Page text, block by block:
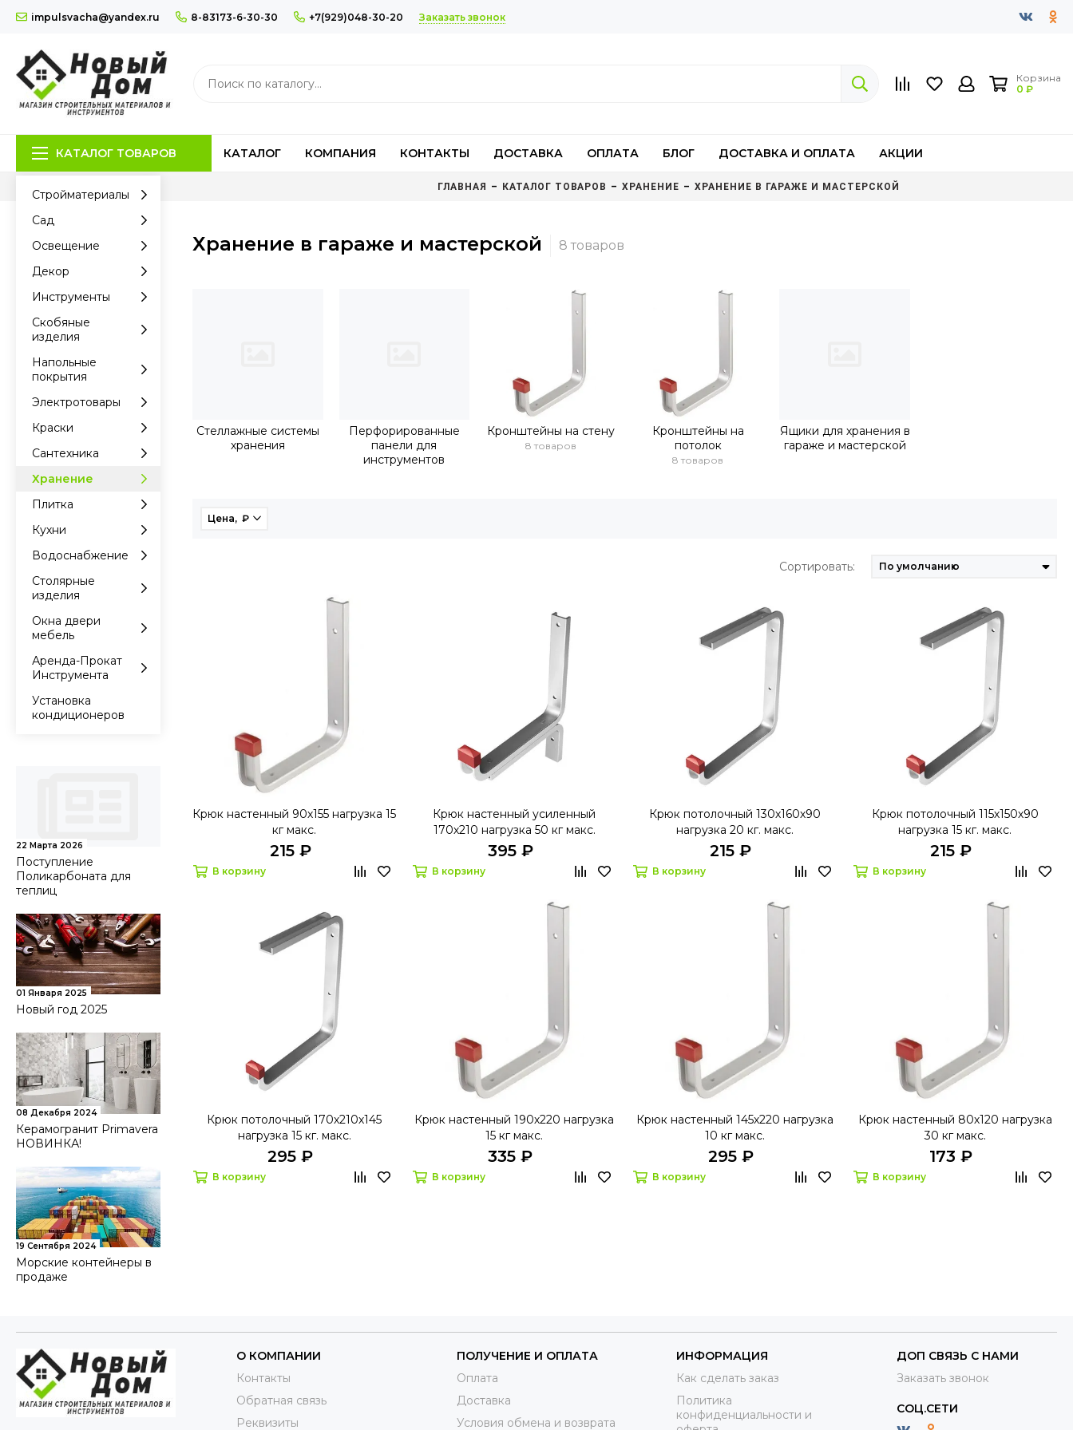
impulsvacha@yandex.ru 8-83173-6-30-30 +7(929)048-30-20 Заказать звонок
Корзина
0 ₽
КАТАЛОГ ТОВАРОВ КАТАЛОГ КОМПАНИЯ КОНТАКТЫ ДОСТАВКА ОПЛАТА БЛОГ ДОСТАВКА И ОПЛАТА АКЦИИ
ГЛАВНАЯ КАТАЛОГ ТОВАРОВ ХРАНЕНИЕ ХРАНЕНИЕ В ГАРАЖЕ И МАСТЕРСКОЙ
Стройматериалы
Сад
Освещение
Декор
Инструменты
Скобяные
изделия
Напольные
покрытия
Электротовары
Краски
Сантехника
Хранение
Плитка
Кухни
Водоснабжение
Столярные
изделия
Окна двери
мебель
Аренда-Прокат
Инструмента
Установка
кондиционеров
22 Марта 2026
Поступление
Поликарбоната для
теплиц
01 Января 2025
Новый год 2025
08 Декабря 2024
Керамогранит Primavera
НОВИНКА!
19 Сентября 2024
Морские контейнеры в
продаже
Хранение в гараже и мастерской
Стеллажные системы
хранения
Перфорированные
панели для
инструментов
Кронштейны на стену
8 товаров
Кронштейны на
потолок
8 товаров
Ящики для хранения в
гараже и мастерской
Цена, ₽
Сортировать:
Крюк настенный 90х155 нагрузка 15
кг макс.
215 ₽
В корзину
Крюк настенный усиленный
170х210 нагрузка 50 кг макс.
395 ₽
В корзину
Крюк потолочный 130х160х90
нагрузка 20 кг. макс.
215 ₽
В корзину
Крюк потолочный 115х150х90
нагрузка 15 кг. макс.
215 ₽
В корзину
Крюк потолочный 170х210х145
нагрузка 15 кг. макс.
295 ₽
В корзину
Крюк настенный 190х220 нагрузка
15 кг макс.
335 ₽
В корзину
Крюк настенный 145х220 нагрузка
10 кг макс.
295 ₽
В корзину
Крюк настенный 80х120 нагрузка
30 кг макс.
173 ₽
В корзину
О КОМПАНИИ
Контакты
Обратная связь
Реквизиты
ПОЛУЧЕНИЕ И ОПЛАТА
Оплата
Доставка
Условия обмена и возврата
ИНФОРМАЦИЯ
Как сделать заказ
Политика
конфиденциальности и
ДОП СВЯЗЬ С НАМИ
Заказать звонок
СОЦ.СЕТИ